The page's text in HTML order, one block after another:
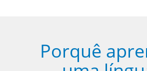
Porquê
uma